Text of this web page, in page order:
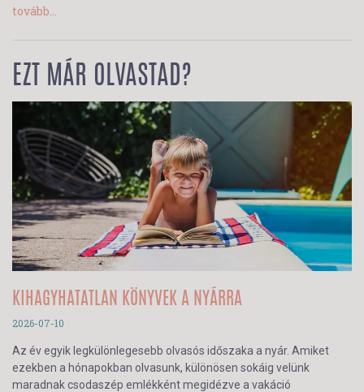
tovább...
EZT MÁR OLVASTAD?
KIHAGYHATATLAN KÖNYVEK A NYÁRRA
2026-07-10
Az év egyik legkülönlegesebb olvasós időszaka a nyár. Amiket
ezekben a hónapokban olvasunk, különösen sokáig velünk
maradnak csodaszép emlékként megidézve a vakáció